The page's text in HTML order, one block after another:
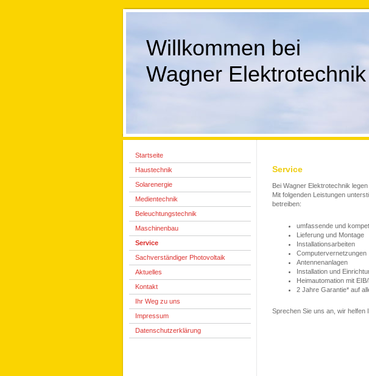
Willkommen bei
Wagner Elektrotechnik
Startseite
Haustechnik
Solarenergie
Medientechnik
Beleuchtungstechnik
Maschinenbau
Service
Sachverständiger Photovoltaik
Aktuelles
Kontakt
Ihr Weg zu uns
Impressum
Datenschutzerklärung
Service
Bei Wagner Elektrotechnik
Mit folgenden Leistungen
betreiben:
umfassende und
Lieferung und Montage
Installationsarbeiten
Computervernetzungen
Antennenanlagen
Installation und
Heimautomation mit
2 Jahre Garantie* auf
Sprechen Sie uns an, wir helfen